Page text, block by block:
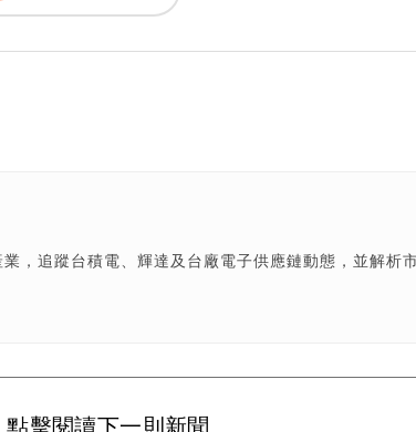
，追蹤台積電、輝達及台廠電子供應鏈動態，並解析
點擊閱讀下一則新聞